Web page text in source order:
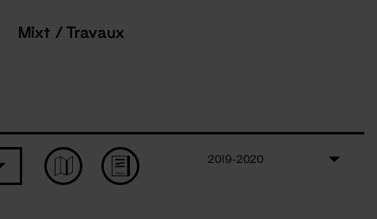
Mixt / Travaux
2019-2020